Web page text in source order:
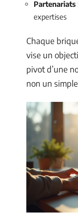
Partenariats
expertises
Chaque
vise un
pivot d’une
non un